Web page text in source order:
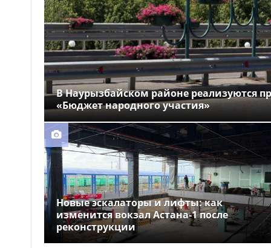
области приняли участие в
экологической акции
17:19
Астанчанку наказали за
купание в запрещённом месте
17:09
Бектенов принял участие
в заседании Евразийского
межправительственного
совета в узком формате в
Чолпон-Ате
В Наурызбайском районе реализуются
«Бюджет народного участия»
Новые эскалаторы и лифты: как
изменится вокзал Астана-1 после
реконструкции